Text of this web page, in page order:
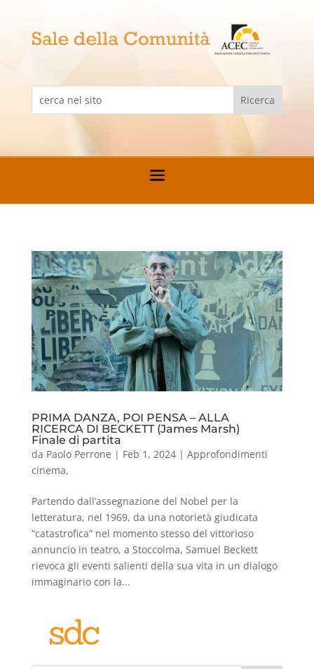
PRIMA DANZA, POI PENSA – ALLA
RICERCA DI BECKETT (James Marsh)
Finale di partita
da Paolo Perrone | Feb 1, 2024| Approfondimenti
cinema,
Partendo dall’assegnazione del Nobel per la
letteratura, nel 1969, da una notorietà giudicata
“catastrofica” nel momento stesso del vittorioso
annuncio in teatro, a Stoccolma, Samuel Beckett
rievoca gli eventi salienti della sua vita in un dialogo
immaginario con la...